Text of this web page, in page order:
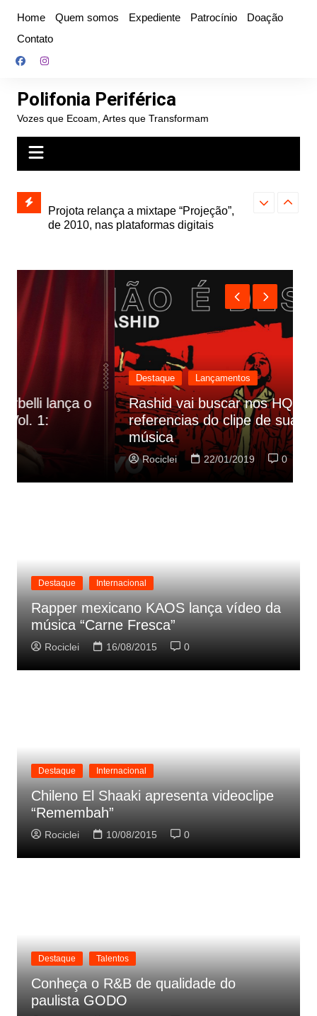
conteúdo
Home Quem somos Expediente Patrocínio
Doação
Contato
Polifonia Periférica
Vozes que Ecoam, Artes que Transformam
e abre
autoral,
de 2010, nas plataformas digitais
Farofa
Lançamentos
Rashid vai buscar nos HQs as
referencias do clipe de sua nova
22/01/2019 0
Destaque Internacional
Rapper mexicano KAOS lança vídeo da
música “Carne Fresca”
Rociclei 16/08/2015 0
Destaque Internacional
Chileno El Shaaki apresenta videoclipe
“Remembah”
Rociclei 10/08/2015 0
Destaque Talentos
Conheça o R&B de qualidade do
paulista GODO